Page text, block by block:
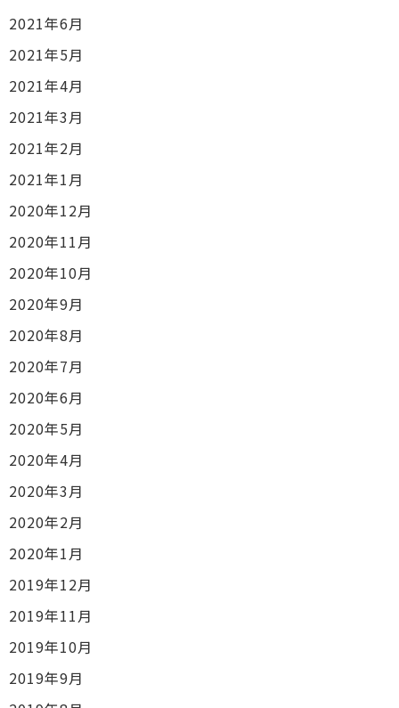
2021年6月
2021年5月
2021年4月
2021年3月
2021年2月
2021年1月
2020年12月
2020年11月
2020年10月
2020年9月
2020年8月
2020年7月
2020年6月
2020年5月
2020年4月
2020年3月
2020年2月
2020年1月
2019年12月
2019年11月
2019年10月
2019年9月